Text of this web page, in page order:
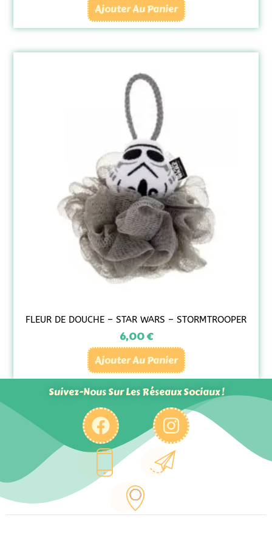
Ajouter Au Panier
FLEUR DE DOUCHE – STAR WARS – STORMTROOPER
6,00€
Ajouter Au Panier
Suivez-Nous Sur Les Réseaux Sociaux !